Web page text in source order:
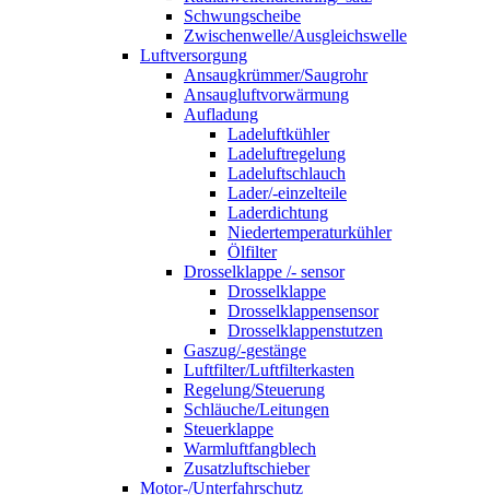
Schwungscheibe
Zwischenwelle/Ausgleichswelle
Luftversorgung
Ansaugkrümmer/Saugrohr
Ansaugluftvorwärmung
Aufladung
Ladeluftkühler
Ladeluftregelung
Ladeluftschlauch
Lader/-einzelteile
Laderdichtung
Niedertemperaturkühler
Ölfilter
Drosselklappe /- sensor
Drosselklappe
Drosselklappensensor
Drosselklappenstutzen
Gaszug/-gestänge
Luftfilter/Luftfilterkasten
Regelung/Steuerung
Schläuche/Leitungen
Steuerklappe
Warmluftfangblech
Zusatzluftschieber
Motor-/Unterfahrschutz